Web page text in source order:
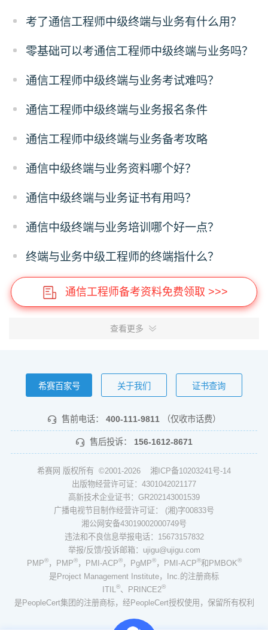
考了通信工程师中级终端与业务有什么用？
零基础可以考通信工程师中级终端与业务吗？
通信工程师中级终端与业务考试难吗？
通信工程师中级终端与业务报名条件
通信工程师中级终端与业务备考攻略
通信中级终端与业务资料哪个好？
通信中级终端与业务证书有用吗？
通信中级终端与业务培训哪个好一点？
终端与业务中级工程师的终端指什么？
通信工程师备考资料免费领取 >>>
查看更多
希赛百家号 关于我们 证书查询
售前电话： 400-111-9811 （仅收市话费）
售后投诉： 156-1612-8671
希赛网 版权所有 ©2001-2026 湘ICP备10203241号-14
出版物经营许可证：4301042021177
高新技术企业证书：GR202143001539
广播电视节目制作经营许可证： (湘)字00833号
湘公网安备43019002000749号
违法和不良信息举报电话：15673157832
举报/反馈/投诉邮箱：ujigu@ujigu.com
PMP®，PMP®，PMI-ACP®，PgMP®，PMI-ACP®和PMBOK®
是Project Management Institute，Inc.的注册商标
ITIL
®、PRINCE2®
是PeopleCert集团的注册商标，经PeopleCert授权使用，保留所有权利